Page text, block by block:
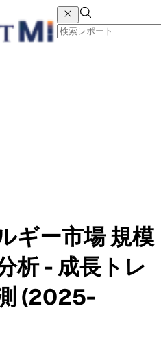
ギー市場 規模
析 - 成長トレ
(2025-